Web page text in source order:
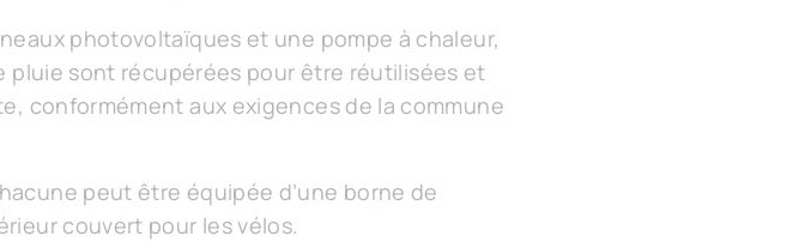
photovoltaïques et une pompe à chaleur,
pluie sont récupérées pour être réutilisées et
conformément aux exigences de la commune
peut être équipée d’une borne de
couvert pour les vélos.